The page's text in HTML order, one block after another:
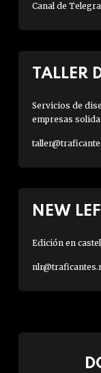
Canal de
TALLER
Servicios de
empresas
NEW
Edición en